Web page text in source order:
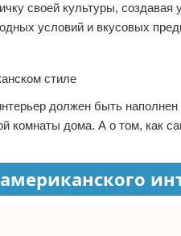
своей культуры,
условий и вкусовых
должен быть
комнаты дома. А о том, как